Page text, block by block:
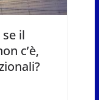
il
c’è,